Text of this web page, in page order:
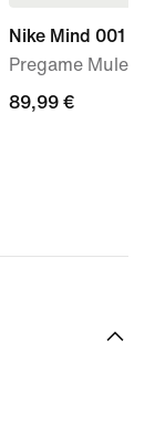
Nike Mind 001
Pregame Mule
89,99 €
89,99 €